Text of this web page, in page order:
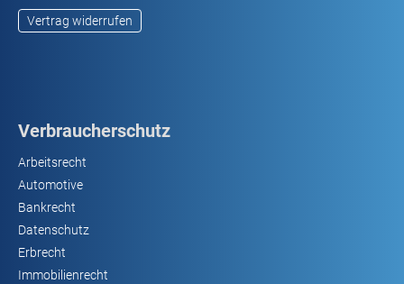
Vertrag widerrufen
Verbraucherschutz
Arbeitsrecht
Automotive
Bankrecht
Datenschutz
Erbrecht
Immobilienrecht